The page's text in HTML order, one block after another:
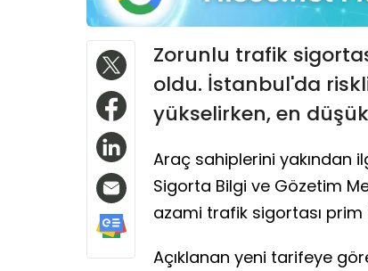
Zorunlu trafik
oldu. İstanbul'da
yükselirken, en
Araç sahiplerini yakından
Sigorta Bilgi ve Gözetim
azami trafik sigortası prim
Açıklanan yeni tarifeye